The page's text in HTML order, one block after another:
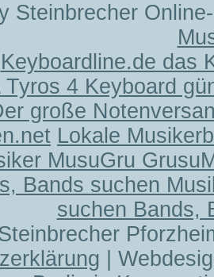
Steinbrecher
Keyboardline.de das
Tyros 4 Keyboard
große
Lokale
MusuGru
Bands suchen
suchen Bands,
|